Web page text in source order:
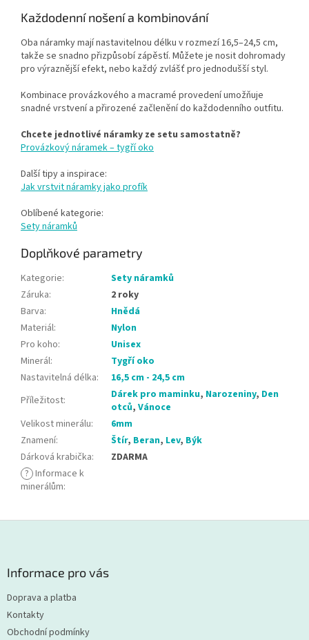
Každodenní nošení a kombinování
Oba náramky mají nastavitelnou délku v rozmezí 16,5–24,5 cm,
takže se snadno přizpůsobí zápěstí. Můžete je nosit dohromady
pro výraznější efekt, nebo každý zvlášť pro jednodušší styl.
Kombinace provázkového a macramé provedení umožňuje
snadné vrstvení a přirozené začlenění do každodenního outfitu.
Chcete jednotlivé náramky ze setu samostatně?
Provázkový náramek – tygří oko
Další tipy a inspirace:
Jak vrstvit náramky jako profík
Oblíbené kategorie:
Sety náramků
Doplňkové parametry
Kategorie:
Sety náramků
Záruka:
2 roky
Barva:
Hnědá
Materiál:
Nylon
Pro koho:
Unisex
Minerál:
Tygří oko
Nastavitelná délka:
16,5 cm - 24,5 cm
Příležitost: Dárek pro maminku, Narozeniny, Den
otců, Vánoce
Velikost minerálu:
6mm
Znamení: Štír, Beran, Lev, Býk
Dárková krabička:
ZDARMA
? Informace k
minerálům:
Informace pro vás
Doprava a platba
Kontakty
Obchodní podmínky